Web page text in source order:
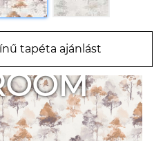
tapéta ajánlást